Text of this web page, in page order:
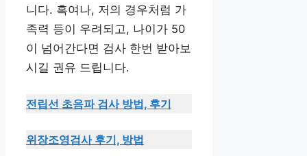
니다. 혹여나, 저의 경우처럼 가
족력 등이 우려되고, 나이가 50
이 넘어간다면 검사 한번 받아보
시길 권유 드립니다.
전립선 초음파 검사 방법, 후기
위장조영검사 후기, 방법